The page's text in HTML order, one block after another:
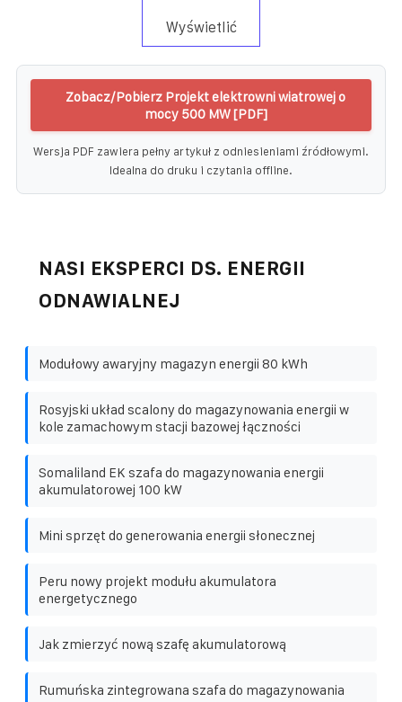
Wyświetlić
Zobacz/Pobierz Projekt elektrowni wiatrowej o
mocy 500 MW [PDF]
Wersja PDF zawiera pełny artykuł z odniesieniami źródłowymi.
Idealna do druku i czytania offline.
NASI EKSPERCI DS. ENERGII
ODNAWIALNEJ
Modułowy awaryjny magazyn energii 80 kWh
Rosyjski układ scalony do magazynowania energii w
kole zamachowym stacji bazowej łączności
Somaliland EK szafa do magazynowania energii
akumulatorowej 100 kW
Mini sprzęt do generowania energii słonecznej
Peru nowy projekt modułu akumulatora
energetycznego
Jak zmierzyć nową szafę akumulatorową
Rumuńska zintegrowana szafa do magazynowania